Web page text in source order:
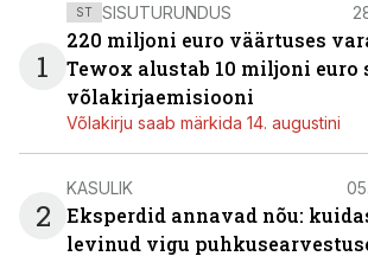
1
ST SISUTURUNDUS
220 miljoni euro väärtuses
Tewox alustab 10 miljoni euro
võlakirjaemisiooni
Võlakirju saab märkida 14. augustini
2
KASULIK
Eksperdid annavad nõu:
levinud vigu